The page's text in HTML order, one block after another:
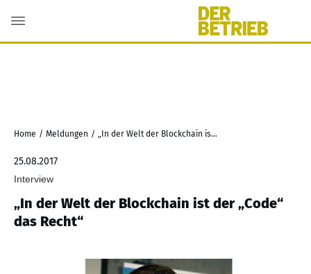
Home / Meldungen / „In der Welt der Blockchain ist der „Code“ das Recht“
25.08.2017
Interview
„In der Welt der Blockchain ist der „Code“
das Recht“